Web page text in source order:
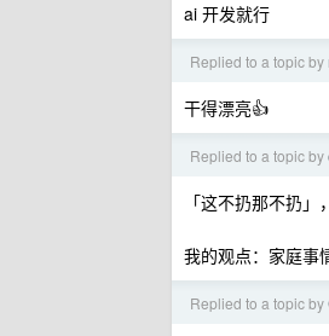
ai 开发就行
Replied to a topic by
干得漂亮👍
Replied to a topic by
「这不扔那不扔
我的观点：家庭事
Replied to a topic by